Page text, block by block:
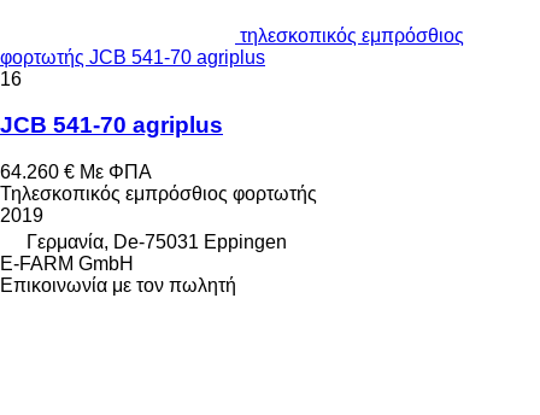
τηλεσκοπικός εμπρόσθιος
φορτωτής JCB 541-70 agriplus
16
JCB 541-70 agriplus
64.260 € Με ΦΠΑ
Τηλεσκοπικός εμπρόσθιος φορτωτής
2019
Γερμανία, De-75031 Eppingen
E-FARM GmbH
Επικοινωνία με τον πωλητή